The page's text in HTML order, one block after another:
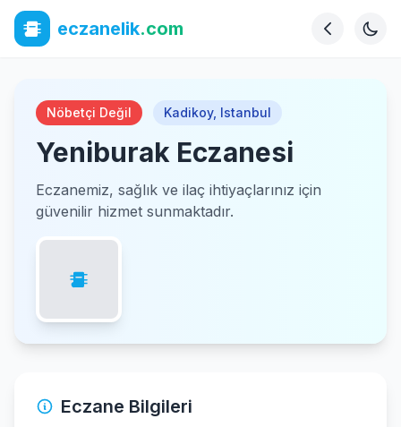
eczanelik.com
Nöbetçi Değil Kadikoy, Istanbul
Yeniburak Eczanesi
Eczanemiz, sağlık ve ilaç ihtiyaçlarınız için
güvenilir hizmet sunmaktadır.
Eczane Bilgileri